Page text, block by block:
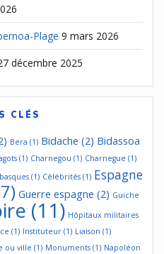
Plage 9 mars 2026
décembre 2025
CLÉS
Bera (1) Bidache (2) Bidassoa
(1) Charnegou (1) Charnegue (1)
(1) Célébrités (1) Espagne
Guerre espagne (2) Guiche
(11) Hôpitaux militaires
(1) Instituteur(1) Liaison (1)
ou ville (1) Monuments (1) Napoléon